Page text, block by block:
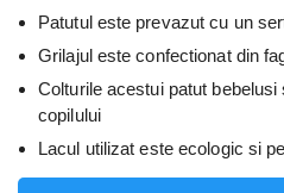
Patutul este prevazut cu un
Grilajul este confectionat din
Colturile acestui patut
copilului
Lacul utilizat este ecologic si